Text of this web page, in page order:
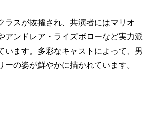
ラスが抜擢され、共演者にはマリオ
アンドレア・ライズボローなど実力派
います。多彩なキャストによって、男
の姿が鮮やかに描かれています。